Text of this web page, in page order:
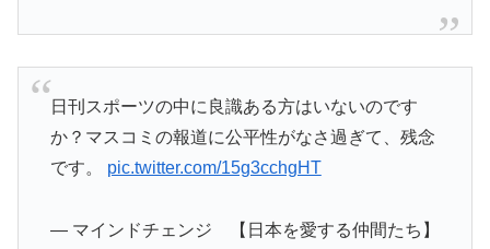
日刊スポーツの中に良識ある方はいないのです
か？マスコミの報道に公平性がなさ過ぎて、残念
です。 pic.twitter.com/15g3cchgHT
— マインドチェンジ 【日本を愛する仲間たち】